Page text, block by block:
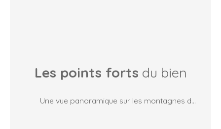
Les points forts du bien
Une vue panoramique sur les montagnes des cevennes ainsi que sur la ville de la Grand Combe, terrain entièrement clôturé, mode de chauffage economique, panneaux photovoltaïques revente + consomation, garage, pas de vis à vis, quartier calme, rénovée avec goût, aucun frais à prevoir, exposition sud/ouest...